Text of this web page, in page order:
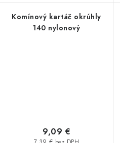
Komínový kartáč okrúhly
140 nylonový
9,09 €